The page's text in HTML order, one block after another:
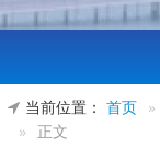
当前位置： 首页 »
»
正文